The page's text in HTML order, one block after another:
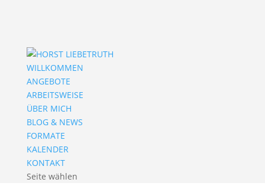
WILLKOMMEN
ANGEBOTE
ARBEITSWEISE
ÜBER MICH
BLOG & NEWS
FORMATE
KALENDER
KONTAKT
Seite wählen